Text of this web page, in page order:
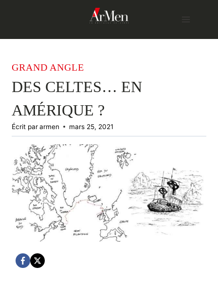
GRAND ANGLE
DES CELTES… EN
AMÉRIQUE ?
Écrit pararmen mars 25, 2021